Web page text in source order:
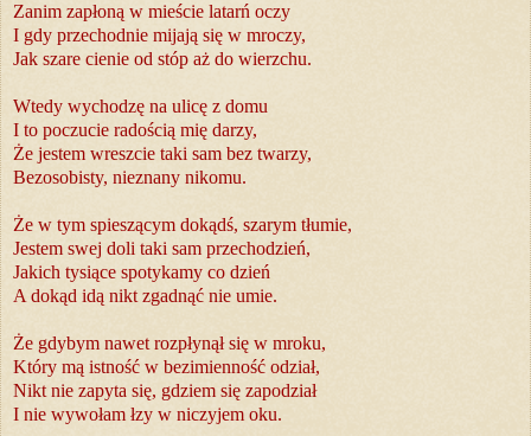
Zanim zapłoną w mieście latarń oczy
I gdy przechodnie mijają się w mroczy,
Jak szare cienie od stóp aż do wierzchu.
Wtedy wychodzę na ulicę z domu
I to poczucie radością mię darzy,
Że jestem wreszcie taki sam bez twarzy,
Bezosobisty, nieznany nikomu.
Że w tym spieszącym dokądś, szarym tłumie,
Jestem swej doli taki sam przechodzień,
Jakich tysiące spotykamy co dzień
A dokąd idą nikt zgadnąć nie umie.
Że gdybym nawet rozpłynął się w mroku,
Który mą istność w bezimienność odział,
Nikt nie zapyta się, gdziem się zapodział
I nie wywołam łzy w niczyjem oku.